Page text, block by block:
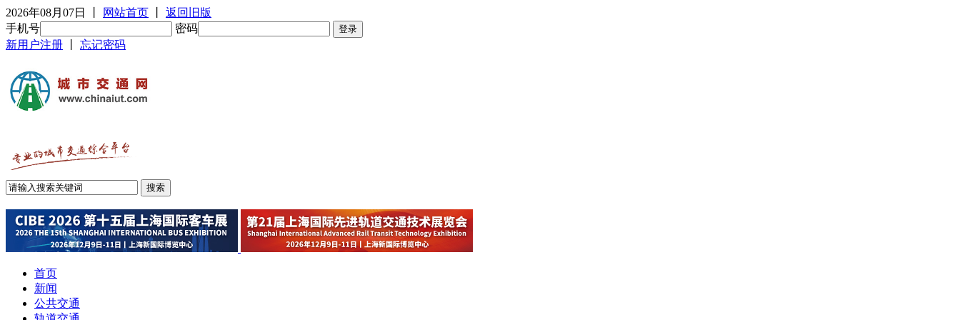
2026年08月07日 网站首页
返回旧版
手机号
密码
新用户注册
忘记密码
首页
新闻
公共交通